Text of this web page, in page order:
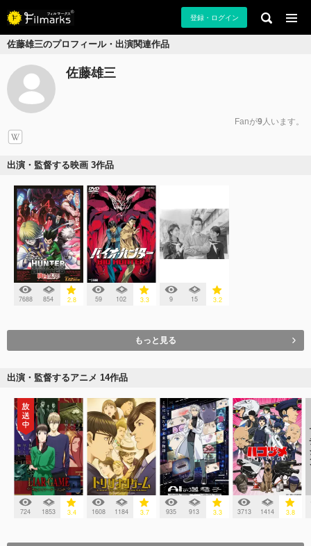
登録・ログイン
佐藤雄三のプロフィール・出演関連作品
佐藤雄三
Fanが9人います。
出演・監督する映画 3作品
7688 854 2.8 59 102 3.3 9 15 3.2
もっと見る
出演・監督するアニメ 14作品
724 1853 3.4 1608 1184 3.7 935 913 3.3 3713 1414 3.8